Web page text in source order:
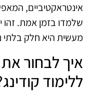
אינטראקטיביים,
שלמדו בזמן אמת. זהו
מעשית היא חלק
איך לבחור
ללימוד